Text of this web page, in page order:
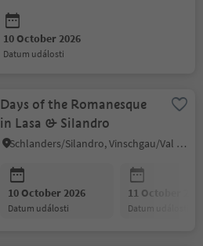
10 October 2026
datum události
Days of the Romanesque
in Lasa & Silandro
Schlanders/Silandro, Vinschgau/Val Venosta
10 October 2026
datum události
11 October
datum události